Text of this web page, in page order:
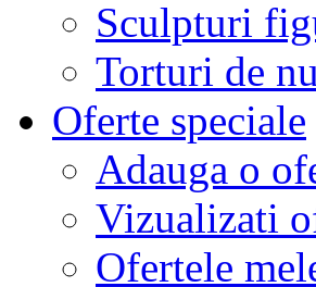
Sculpturi
Torturi de
Oferte speciale
Adauga o
Vizualizati
Ofertele